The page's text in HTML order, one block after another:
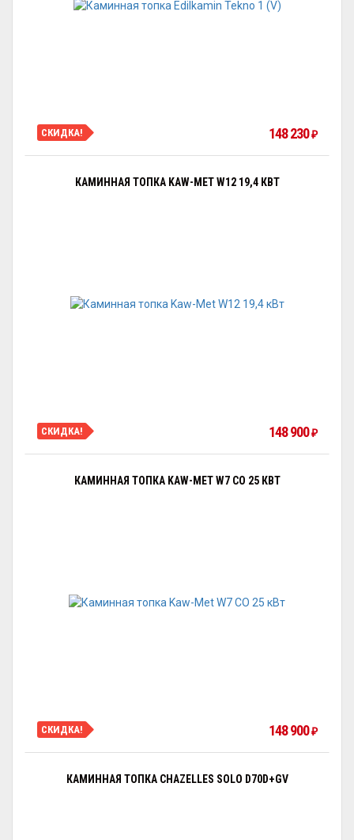
СКИДКА! 148 230₽
КАМИННАЯ ТОПКА KAW-MET W12 19,4 КВТ
СКИДКА! 148 900₽
КАМИННАЯ ТОПКА KAW-MET W7 CO 25 КВТ
СКИДКА! 148 900₽
КАМИННАЯ ТОПКА CHAZELLES SOLO D70D+GV